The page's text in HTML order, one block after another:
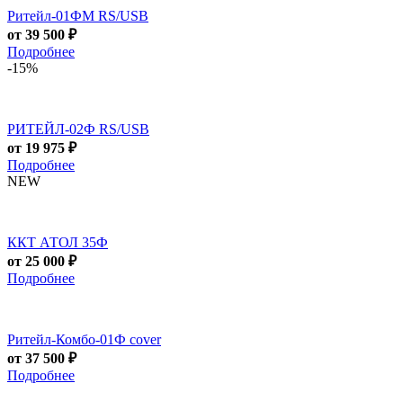
Ритейл-01ФM RS/USB
от 39 500 ₽
Подробнее
-15%
РИТЕЙЛ-02Ф RS/USB
от 19 975 ₽
Подробнее
NEW
ККТ АТОЛ 35Ф
от 25 000 ₽
Подробнее
Ритейл-Комбо-01Ф cover
от 37 500 ₽
Подробнее